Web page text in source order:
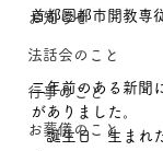
お知らせ
法話会のこと
行事のこと
お葬儀のこと
首都圏都市開教専
末田
二年前のある新聞
がありました。
誕生日　生まれた